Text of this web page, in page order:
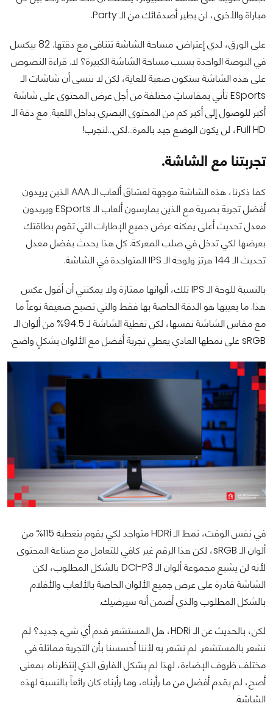
مباراة والأخرى، لن يطير أصدقائك من الـ Party.
على الورق، لدي إعتراض. مساحة الشاشة تتنافى مع دقتها. 82 بيكسل
في البوصة الواحدة بسبب مساحة الشاشة الكبيرة؟ لا. قراءة النصوص
على هذه الشاشة ستكون صعبة للغاية، لكن لا ننسى أن شاشات الـ
ESports تأتي بمقاساتٍ مختلفة من أجل عرض المحتوى على شاشة
أكبر للوصول إلى أكبر كم من المحتوى البصري بداخل اللعبة. مع دقة الـ
Full HD، لن يكون الوضع جيد بالمرة...لكن...لنجرب!
تجربتنا مع الشاشة.
كما ذكرنا، هذه الشاشة موجهة لعشاق ألعاب الـ AAA الذين يريدون
أفضل تجربة بصرية مع الذين يمارسون ألعاب الـ ESports ويريدون
معدل تحديث أعلى يمكنه عرض جميع الإطارات التي تقوم بطاقتك
بعرضها لكي تدخل في صلب المعركة. كل هذا يحدث بفضل معدل
تحديث الـ 144 هرتز ولوحة الـ IPS المتواجدة في الشاشة.
بالنسبة للوحة الـ IPS تلك، ألوانها ممتازة ولا يمكنني أن أقول عكس
هذا. ما يعيبها هو الدقة الخاصة بها فقط والتي تصبح ضعيفة نوعاً ما
مع مقاس الشاشة نفسها، لكن تغطية الشاشة لـ 94.5% من ألوان الـ
sRGB على نمطها العادي يعطي تجربة أفضل مع الألوان بشكلٍ واضح.
في نفس الوقت، نمط الـ HDRi متواجد لكي يقوم بتغطية 115% من
ألوان الـ sRGB، لكن هذا الرقم غير كافي للتعامل مع صناعة المحتوى
لأنه لن يشبع مجموعة ألوان الـ DCI-P3 بالشكل المطلوب، لكن
الشاشة قادرة على عرض جميع الألوان الخاصة بالألعاب والأفلام
بالشكل المطلوب والذي أضمن أنه سيرضيك.
لكن، بالحديث عن الـ HDRi، هل المستشعر قدم أي شيء جديد؟ لم
نشعر بالمستشعر. لم نشعر به لأننا أحسسنا بأن التجربة مماثلة في
مختلف ظروف الإضاءة، لهذا لم يشكل الفارق الذي إنتظرناه. بمعنى
أصح، لم يقدم أفضل من ما رأيناه، وما رأيناه كان رائعاً بالنسبة لهذه
الشاشة.